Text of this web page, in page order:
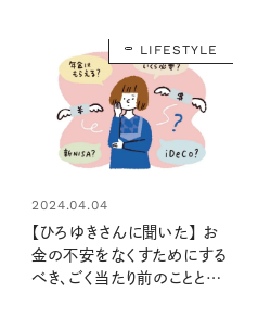
LIFESTYLE
2024.04.04
【ひろゆきさんに聞いた】 お
金の不安をなくすためにする
べき、ごく当たり前のことと